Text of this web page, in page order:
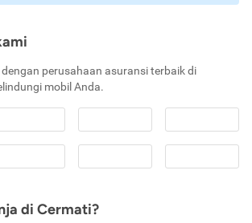
perusahaan asuransi terbaik di
mobil Anda.
di Cermati?